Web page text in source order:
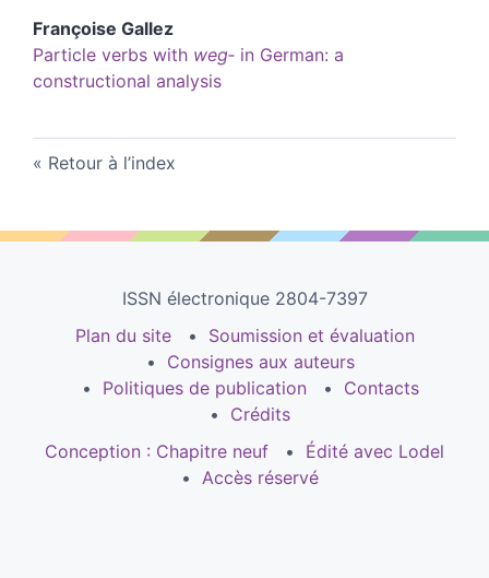
Françoise Gallez
Particle verbs with weg‑ in German: a
constructional analysis
Retour à l’index
ISSN électronique 2804-7397
Plan du site
Soumission et évaluation
Consignes aux auteurs
Politiques de publication
Contacts
Crédits
Conception : Chapitre neuf
Édité avec Lodel
Accès réservé